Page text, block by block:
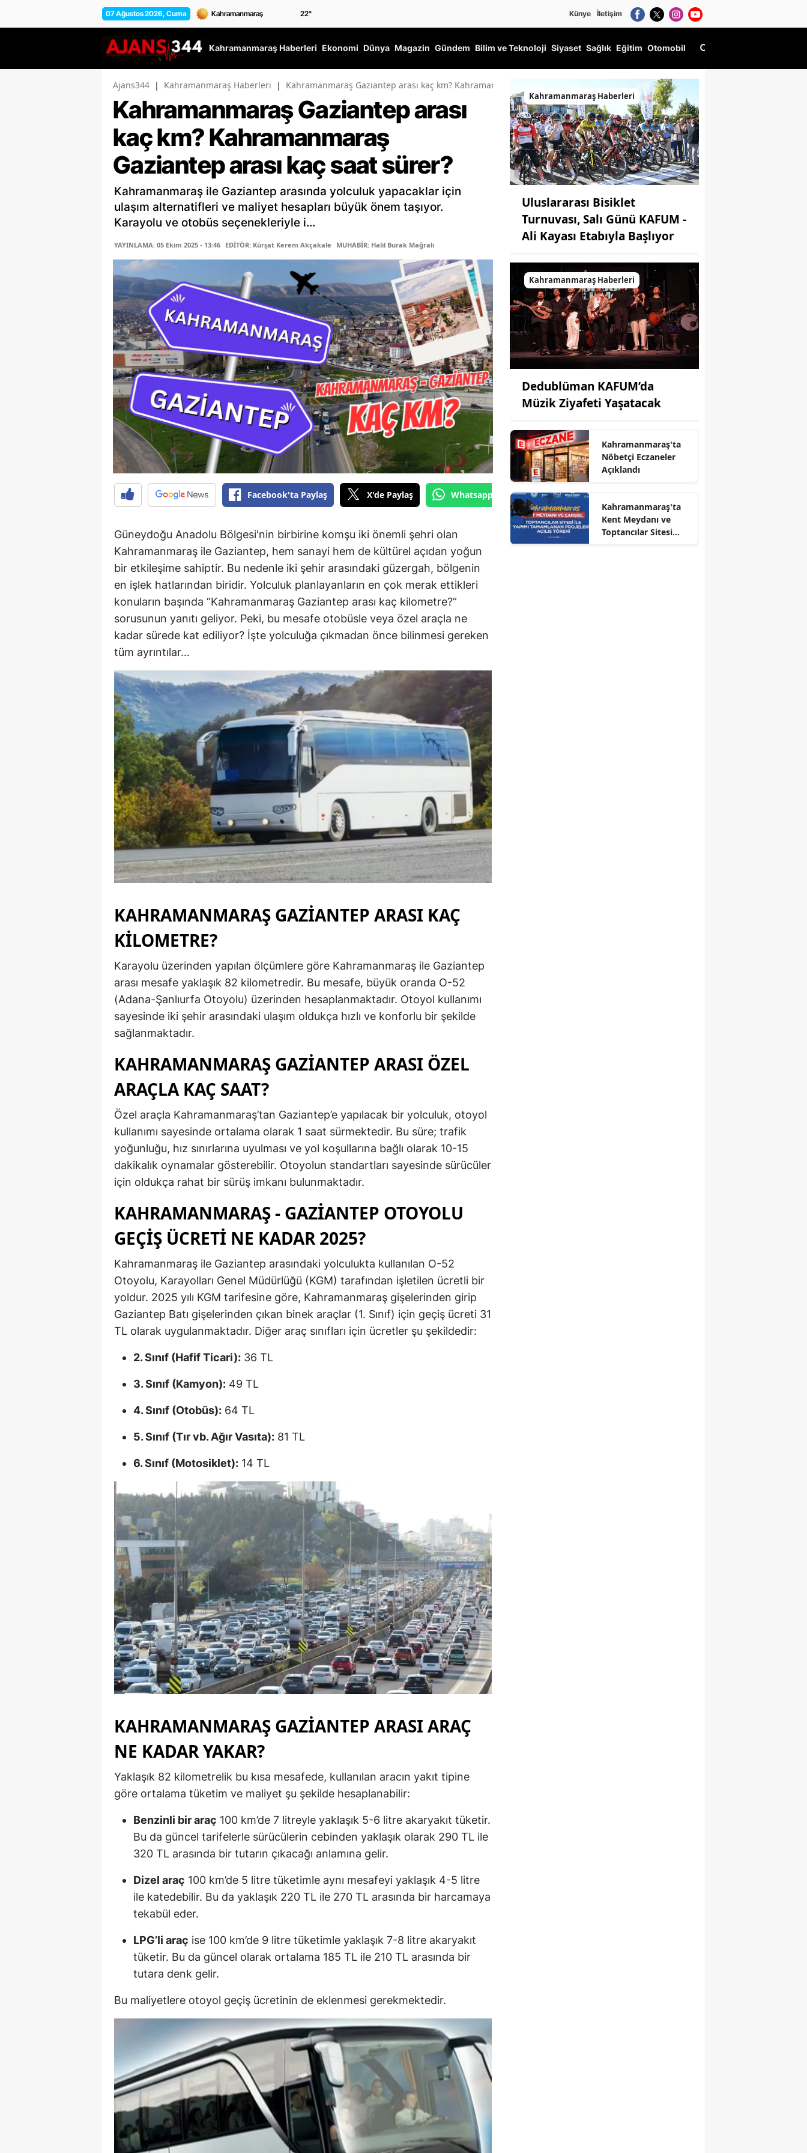
07 Ağustos 2026, Cuma 22° Künye İletişim
Kahramanmaraş Haberleri Ekonomi Dünya Magazin Gündem Bilim ve Teknoloji Siyaset Sağlık Eğitim Otomobil
Ajans344 | Kahramanmaraş Haberleri | Kahramanmaraş Gaziantep arası kaç km? Kahramanmaraş Gaziantep arası kaç saat sürer?
Kahramanmaraş Gaziantep arası
kaç km? Kahramanmaraş
Gaziantep arası kaç saat sürer?
Kahramanmaraş ile Gaziantep arasında yolculuk yapacaklar için
ulaşım alternatifleri ve maliyet hesapları büyük önem taşıyor.
Karayolu ve otobüs seçenekleriyle i...
YAYINLAMA: 05 Ekim 2025 - 13:46 EDİTÖR: Kürşat Kerem Akçakale MUHABİR: Halil Burak Mağralı
Facebook'ta Paylaş X'de Paylaş Whatsapp'tan Gönder
Güneydoğu Anadolu Bölgesi'nin birbirine komşu iki önemli şehri olan
Kahramanmaraş ile Gaziantep, hem sanayi hem de kültürel açıdan yoğun
bir etkileşime sahiptir. Bu nedenle iki şehir arasındaki güzergah, bölgenin
en işlek hatlarından biridir. Yolculuk planlayanların en çok merak ettikleri
konuların başında “Kahramanmaraş Gaziantep arası kaç kilometre?”
sorusunun yanıtı geliyor. Peki, bu mesafe otobüsle veya özel araçla ne
kadar sürede kat ediliyor? İşte yolculuğa çıkmadan önce bilinmesi gereken
tüm ayrıntılar…
KAHRAMANMARAŞ GAZİANTEP ARASI KAÇ
KİLOMETRE?
Karayolu üzerinden yapılan ölçümlere göre Kahramanmaraş ile Gaziantep
arası mesafe yaklaşık 82 kilometredir. Bu mesafe, büyük oranda O-52
(Adana-Şanlıurfa Otoyolu) üzerinden hesaplanmaktadır. Otoyol kullanımı
sayesinde iki şehir arasındaki ulaşım oldukça hızlı ve konforlu bir şekilde
sağlanmaktadır.
KAHRAMANMARAŞ GAZİANTEP ARASI ÖZEL
ARAÇLA KAÇ SAAT?
Özel araçla Kahramanmaraş’tan Gaziantep’e yapılacak bir yolculuk, otoyol
kullanımı sayesinde ortalama olarak 1 saat sürmektedir. Bu süre; trafik
yoğunluğu, hız sınırlarına uyulması ve yol koşullarına bağlı olarak 10-15
dakikalık oynamalar gösterebilir. Otoyolun standartları sayesinde sürücüler
için oldukça rahat bir sürüş imkanı bulunmaktadır.
KAHRAMANMARAŞ - GAZİANTEP OTOYOLU
GEÇİŞ ÜCRETİ NE KADAR 2025?
Kahramanmaraş ile Gaziantep arasındaki yolculukta kullanılan O-52
Otoyolu, Karayolları Genel Müdürlüğü (KGM) tarafından işletilen ücretli bir
yoldur. 2025 yılı KGM tarifesine göre, Kahramanmaraş gişelerinden girip
Gaziantep Batı gişelerinden çıkan binek araçlar (1. Sınıf) için geçiş ücreti 31
TL olarak uygulanmaktadır. Diğer araç sınıfları için ücretler şu şekildedir:
2. Sınıf (Hafif Ticari): 36 TL
3. Sınıf (Kamyon): 49 TL
4. Sınıf (Otobüs): 64 TL
5. Sınıf (Tır vb. Ağır Vasıta): 81 TL
6. Sınıf (Motosiklet): 14 TL
KAHRAMANMARAŞ GAZİANTEP ARASI ARAÇ
NE KADAR YAKAR?
Yaklaşık 82 kilometrelik bu kısa mesafede, kullanılan aracın yakıt tipine
göre ortalama tüketim ve maliyet şu şekilde hesaplanabilir:
Benzinli bir araç 100 km’de 7 litreyle yaklaşık 5-6 litre akaryakıt tüketir.
Bu da güncel tarifelerle sürücülerin cebinden yaklaşık olarak 290 TL ile
320 TL arasında bir tutarın çıkacağı anlamına gelir.
Dizel araç 100 km’de 5 litre tüketimle aynı mesafeyi yaklaşık 4-5 litre
ile katedebilir. Bu da yaklaşık 220 TL ile 270 TL arasında bir harcamaya
tekabül eder.
LPG’li araç ise 100 km’de 9 litre tüketimle yaklaşık 7-8 litre akaryakıt
tüketir. Bu da güncel olarak ortalama 185 TL ile 210 TL arasında bir
tutara denk gelir.
Bu maliyetlere otoyol geçiş ücretinin de eklenmesi gerekmektedir.
Kahramanmaraş Haberleri
Uluslararası Bisiklet
Turnuvası, Salı Günü KAFUM -
Ali Kayası Etabıyla Başlıyor
Kahramanmaraş Haberleri
Dedublüman KAFUM’da
Müzik Ziyafeti Yaşatacak
Kahramanmaraş'ta
Nöbetçi Eczaneler
Açıklandı
Kahramanmaraş'ta
Kent Meydanı ve
Toptancılar Sitesi